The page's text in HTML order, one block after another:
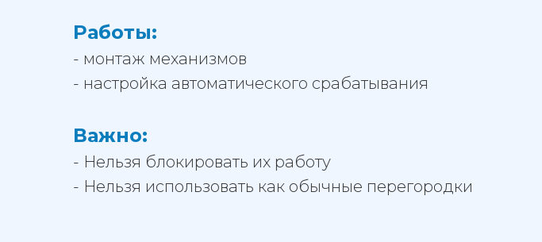
Работы:
- монтаж механизмов
- настройка автоматического срабатывания
Важно:
- Нельзя блокировать их работу
- Нельзя использовать как обычные перегородки